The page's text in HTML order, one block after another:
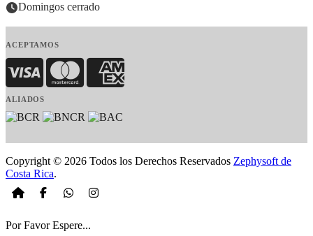
Domingos cerrado
ACEPTAMOS
Visa MasterCardAmerican Express
ALIADOS
Copyright © 2026 Todos los Derechos Reservados Zephysoft de
Costa Rica.
Por Favor Espere...